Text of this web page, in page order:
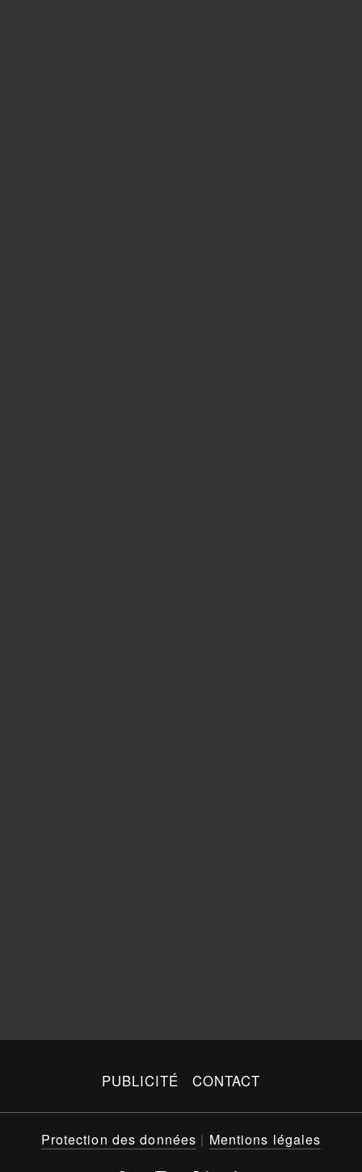
PUBLICITÉ CONTACT
Protection des données | Mentions légales